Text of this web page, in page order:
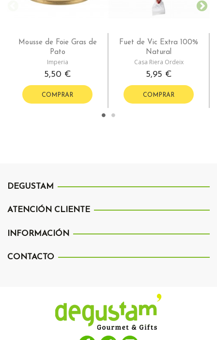
Mousse de Foie Gras de
Pato
Imperia
5,50 €
COMPRAR
Fuet de Vic Extra 100%
Natural
Casa Riera Ordeix
5,95 €
COMPRAR
DEGUSTAM
ATENCIÓN CLIENTE
INFORMACIÓN
CONTACTO